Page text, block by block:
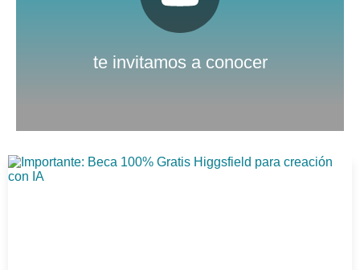
te invitamos a conocer
Pulsa aquí